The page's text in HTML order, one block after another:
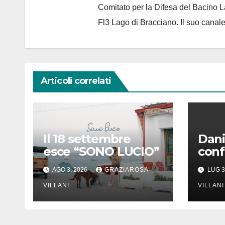
Comitato per la Difesa del Bacino
Fl3 Lago di Bracciano. Il suo
Articoli correlati
Il 18 settembre
esce “SONO LUCIO”
AGO 3, 2026 GRAZIAROSA
VILLANI
LUG
VILLANI